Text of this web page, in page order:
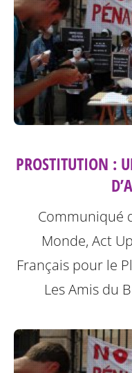
PROSTITUTION :
Communiqué
Monde, Act
Français pour le
Les Amis du